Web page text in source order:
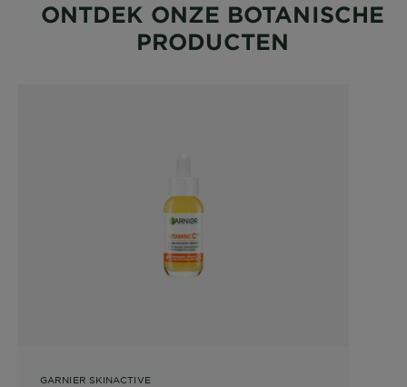
ONTDEK ONZE BOTANISCHE
PRODUCTEN
GARNIER SKINACTIVE